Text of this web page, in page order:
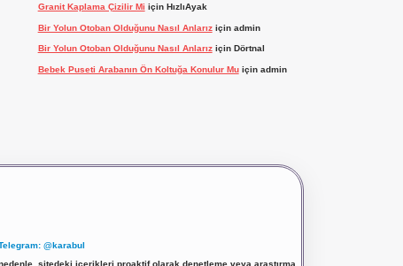
Granit Kaplama Çizilir Mi için HızlıAyak
Bir Yolun Otoban Olduğunu Nasıl Anlarıziçin admin
Bir Yolun Otoban Olduğunu Nasıl Anlarıziçin Dörtnal
Bebek Puseti Arabanın Ön Koltuğa Konulur Muiçin admin
@karabul
sitedeki içerikleri proaktif olarak denetleme veya araştırma